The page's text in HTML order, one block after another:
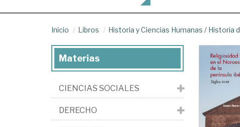
Inicio Libros Historia y Ciencias Humanas / Historia
Materias
CIENCIAS SOCIALES
DERECHO